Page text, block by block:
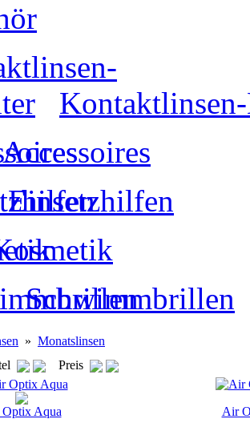
Accessoires
Einsetzhilfen
Schwimmbrillen
» Monatslinsen
Preis
Aqua Air